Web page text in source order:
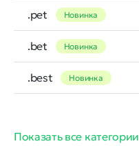
.pet Новинка
.bet Новинка
.best Новинка
Показать все категории